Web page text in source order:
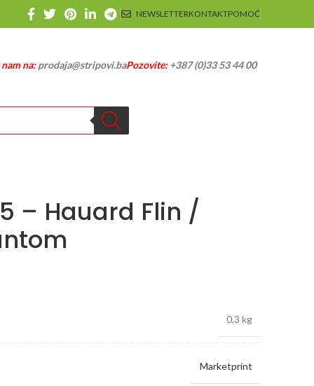
NEWSLETTERKONTAKTPOMOĆ
na:prodaja@stripovi.baPozovite:+387 (0)33 53 44 00
– Hauard Flin /
0,3 kg
Marketprint